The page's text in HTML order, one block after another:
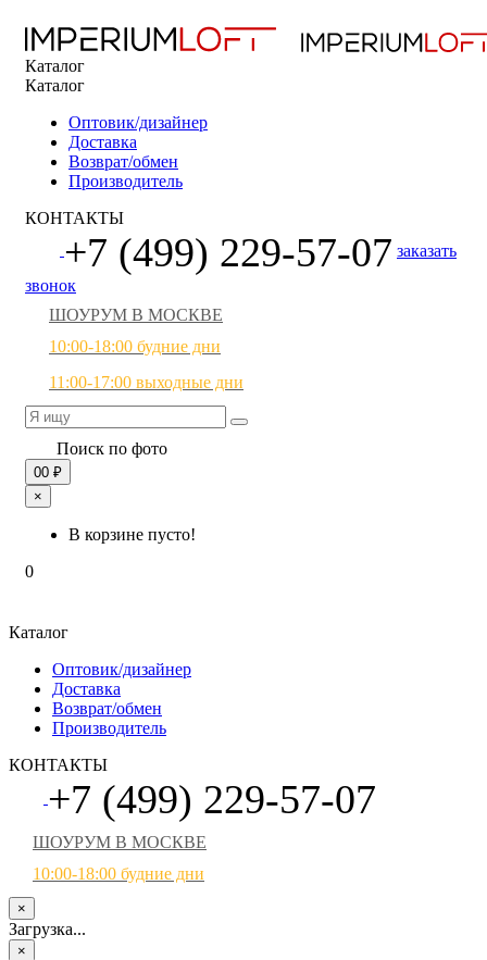
Каталог
Каталог
Оптовик/дизайнер
Доставка
Возврат/обмен
Производитель
КОНТАКТЫ
+7 (499) 229-57-07 заказать
звонок
ШОУРУМ В МОСКВЕ
10:00-18:00 будние дни
11:00-17:00 выходные дни
Поиск по фото
00 ₽
×
В корзине пусто!
0
Каталог
Оптовик/дизайнер
Доставка
Возврат/обмен
Производитель
КОНТАКТЫ
+7 (499) 229-57-07
ШОУРУМ В МОСКВЕ
10:00-18:00 будние дни
×
Загрузка...
×